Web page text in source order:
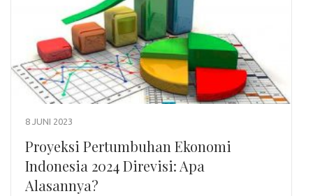
8 JUNI 2023
Proyeksi Pertumbuhan Ekonomi
Indonesia 2024 Direvisi: Apa
Alasannya?